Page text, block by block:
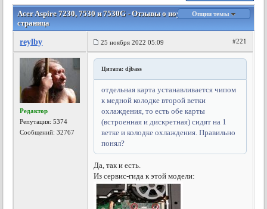
Acer Aspire 7230, 7530 и 7530G - Отзывы о ноутбуках - 12
страница
Опции темы
reylby 25 ноября 2022 05:09 #221
Редактор
Репутация:5374
Сообщений: 32767
Цитата: djbass
отдельная карта устанавливается чипом
к медной колодке второй ветки
охлаждения, то есть обе карты
(встроенная и дискретная) сидят на 1
ветке и колодке охлаждения. Правильно
понял?
Да, так и есть.
Из сервис-гида к этой модели: